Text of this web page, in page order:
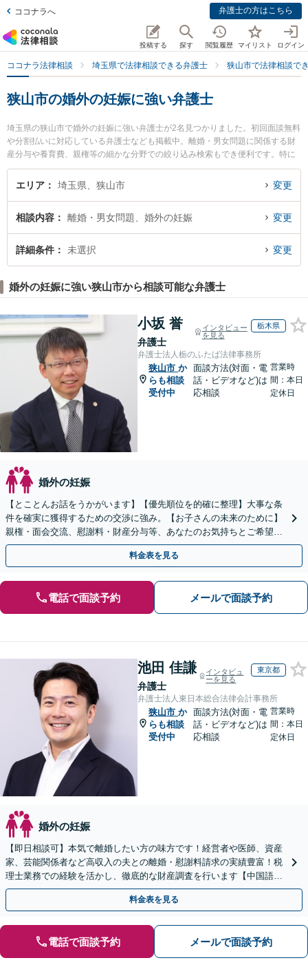
ココナラへ 弁護士の方はこちら
投稿する 探す 閲覧履歴 マイリスト ログイン
ココナラ法律相談 埼玉県で法律相談できる弁護士 狭山市で法律相談で
狭山市の婚外の妊娠に強い弁護士
埼玉県の狭山市で婚外の妊娠に強い弁護士が2名見つかりました。初回面談無料
や分割払いに対応している弁護士なども掲載中。離婚・男女問題に関係する財
産分与や養育費、親権等の細かな分野での絞り込み検索もでき便利です。特に
小原・岡本法律事務所の岡本 聡治弁護士や田島遼一法律事務所の田島 遼一弁護
士のプロフィール情報や弁護士費用、強みなどが注目されています。『狭山市
『初回相談無料で婚外の妊娠を法律相談できる狭山市内の弁護士に相談予約し
たい』などでお困りの相談者さんにおすすめです。
エリア 埼玉県、狭山市 変更
相談内容 離婚・男女問題、婚外の妊娠 変更
詳細条件 未選択 変更
婚外の妊娠に強い狭山市から相談可能な弁護士
小坂 誉
弁護士
インタビュー
を見る
栃木県
弁護士法人栃のふたば法律事務所
狭山市 か
らも相談
受付中
面談方法(対面・電
話・ビデオなど)は
応相談
営業時
間：本日
定休日
婚外の妊娠
【とことんお話をうかがいます】【優先順位を的確に整理】大事な条
件を確実に獲得するための交渉に強み。【お子さんの未来のために】
親権・面会交流、慰謝料・財産分与等、あなたのお気持ちとご希望を
聞かせてください！【完全個室／子連れ相談可】
料金表を見る
電話で面談予約 メールで面談予約
池田 佳謙
弁護士
インタビュ
ーを見る
東京都
弁護士法人東日本総合法律会計事務所
狭山市 か
らも相談
受付中
面談方法(対面・電
話・ビデオなど)は
応相談
営業時
間：本日
定休日
婚外の妊娠
【即日相談可】本気で離婚したい方の味方です！経営者や医師、資産
家、芸能関係者など高収入の夫との離婚・慰謝料請求の実績豊富！税
理士業務での経験を活かし、徹底的な財産調査を行います【中国語対
応可】
料金表を見る
電話で面談予約 メールで面談予約